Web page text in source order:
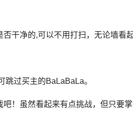
干净的,可以不用打扫，无论墙看
跳过买主的BaLaBaLa。
！虽然看起来有点挑战，但只要